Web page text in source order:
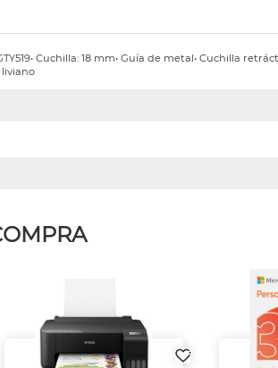
Cuchilla: 18 mm• Guía de metal• Cuchilla
liviano